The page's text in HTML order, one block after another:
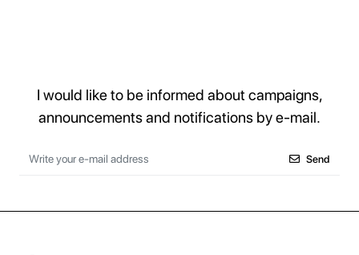
I would like to be informed about campaigns,
announcements and notifications by e-mail.
Send